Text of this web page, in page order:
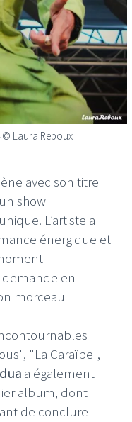
© Laura Reboux
avec son titre
show
L’artiste a
énergique et
en
morceau
"La Caraïbe",
a également
album, dont
de conclure